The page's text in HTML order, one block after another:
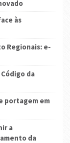
às
Regionais: e-
da
portagem em
a
da